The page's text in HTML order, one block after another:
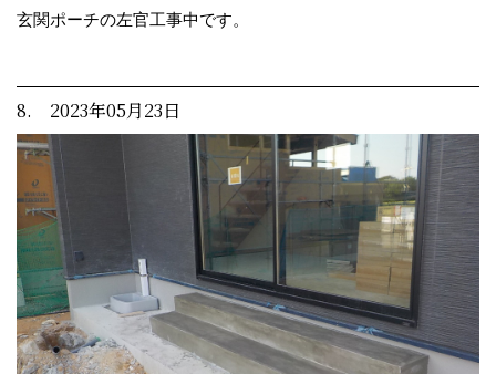
玄関ポーチの左官工事中です。
8. 2023年05月23日